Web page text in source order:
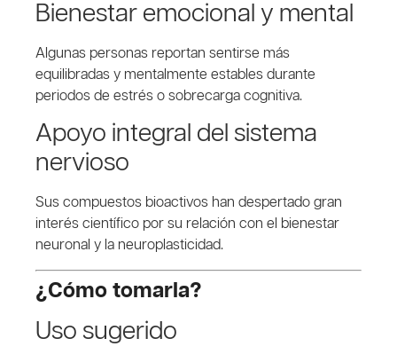
Bienestar emocional y mental
Algunas personas reportan sentirse más
equilibradas y mentalmente estables durante
periodos de estrés o sobrecarga cognitiva.
Apoyo integral del sistema
nervioso
Sus compuestos bioactivos han despertado gran
interés científico por su relación con el bienestar
neuronal y la neuroplasticidad.
¿Cómo tomarla?
Uso sugerido